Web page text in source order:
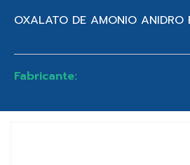
OXALATO DE AMONIO ANIDRO
Fabricante: